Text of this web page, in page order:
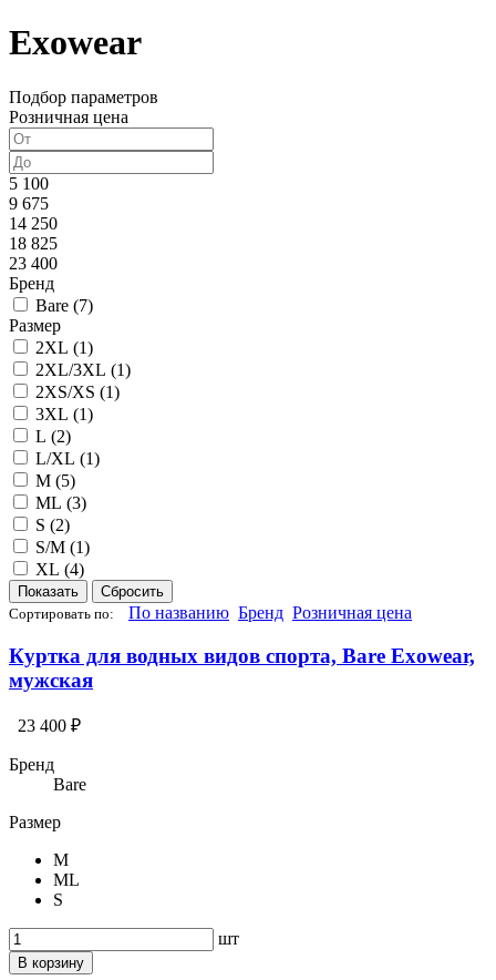
Exowear
Подбор параметров
Розничная цена
5 100
9 675
14 250
18 825
23 400
Бренд
Bare (7)
Размер
2XL (1)
2XL/3XL (1)
2XS/XS (1)
3XL (1)
L (2)
L/XL (1)
M (5)
ML (3)
S (2)
S/M (1)
XL (4)
Сортировать по: По названию Бренд Розничная цена
Куртка для водных видов спорта, Bare Exowear,
мужская
23 400 ₽
Бренд
Bare
Размер
M
ML
S
шт
В корзину